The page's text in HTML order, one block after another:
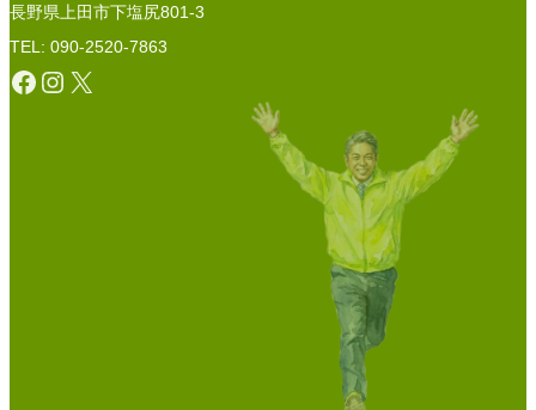
長野県上田市下塩尻801-3
TEL: 090-2520-7863
Facebook Instagram X